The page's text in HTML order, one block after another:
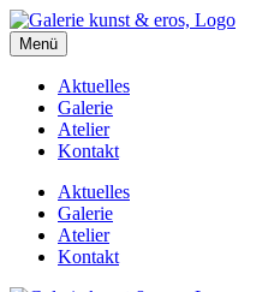
kunst&eros
Galerie und Atelier
Menü
Aktuelles
Galerie
Atelier
Kontakt
Aktuelles
Galerie
Atelier
Kontakt